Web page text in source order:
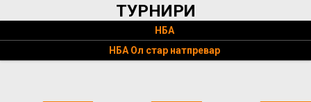
ТУРНИРИ
НБА
НБА Ол стар натпревар